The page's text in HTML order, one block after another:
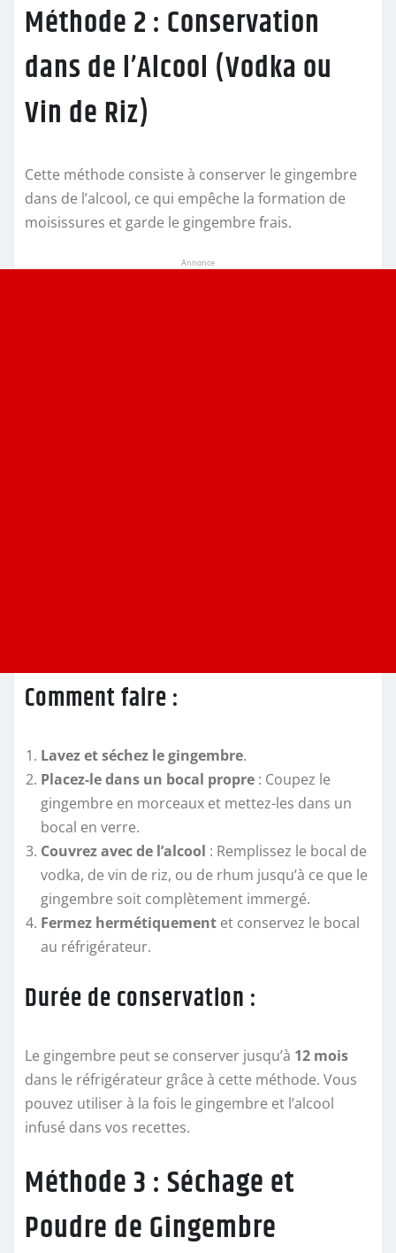
Méthode 2 : Conservation
dans de l’Alcool (Vodka ou
Vin de Riz)
Cette méthode consiste à conserver le gingembre
dans de l’alcool, ce qui empêche la formation de
moisissures et garde le gingembre frais.
Annonce
Comment faire :
Lavez et séchez le gingembre.
Placez-le dans un bocal propre : Coupez le
gingembre en morceaux et mettez-les dans un
bocal en verre.
Couvrez avec de l’alcool : Remplissez le bocal de
vodka, de vin de riz, ou de rhum jusqu’à ce que le
gingembre soit complètement immergé.
Fermez hermétiquement et conservez le bocal
au réfrigérateur.
Durée de conservation :
Le gingembre peut se conserver jusqu’à 12 mois
dans le réfrigérateur grâce à cette méthode. Vous
pouvez utiliser à la fois le gingembre et l’alcool
infusé dans vos recettes.
Méthode 3 : Séchage et
Poudre de Gingembre